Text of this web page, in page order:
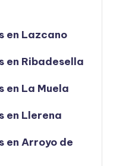
en Lazcano
en Ribadesella
en La Muela
en Llerena
en Arroyo de